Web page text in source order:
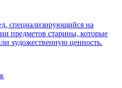
специализирующийся на
предметов старины, которые
художественную ценность.